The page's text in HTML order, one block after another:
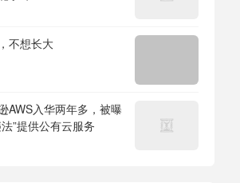
不想长大
AWS入华两年多，被曝
法”提供公有云服务